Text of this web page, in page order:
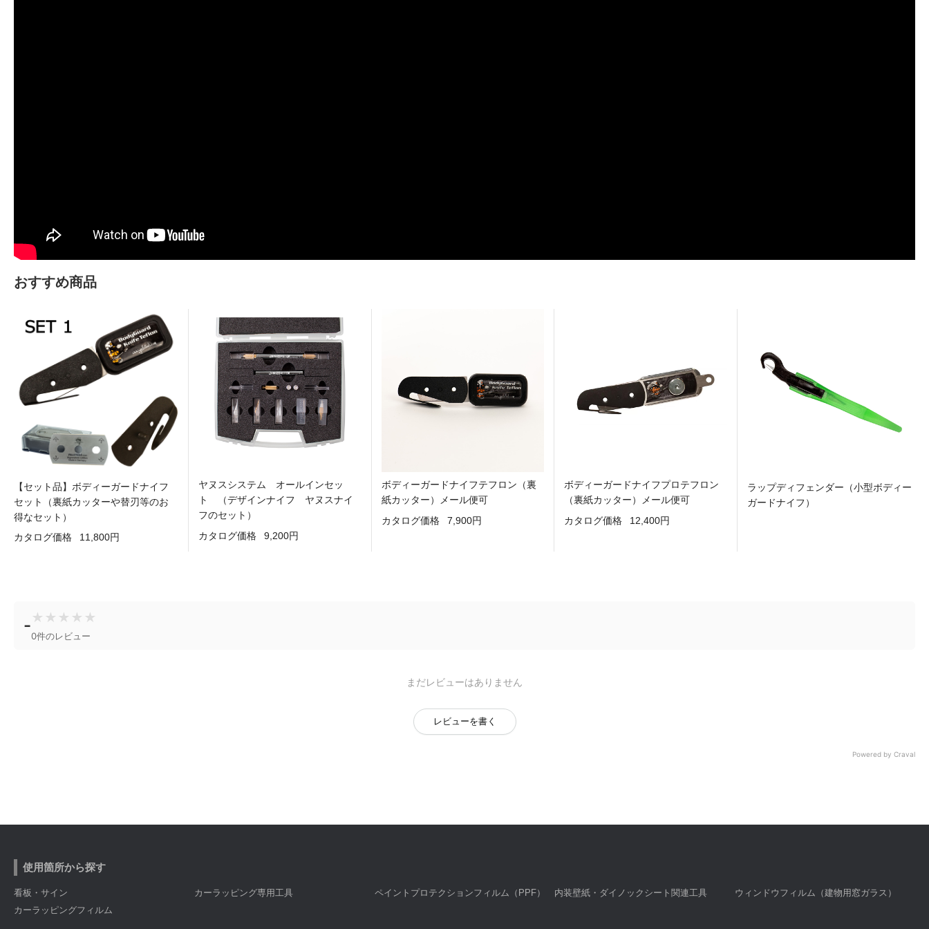
おすすめ商品
【セット品】ボディーガードナイフ
セット（裏紙カッターや替刃等のお
得なセット）
カタログ価格
11,800円
ヤヌスシステム オールインセッ
ト （デザインナイフ ヤヌスナイ
フのセット）
カタログ価格
9,200円
ボディーガードナイフテフロン（裏
紙カッター）メール便可
カタログ価格
7,900円
ボディーガードナイフプロテフロン
（裏紙カッター）メール便可
カタログ価格
12,400円
ラップディフェンダー（小型ボディー
ガードナイフ）
-★ ★ ★ ★ ★
0件のレビュー
まだレビューはありません
レビューを書く
Powered by Craval
使用箇所から探す
看板・サイン カーラッピング専用工具 ペイントプロテクションフィルム（PPF） 内装壁紙・ダイノックシート関連工具
ウィンドウフィルム（建物用窓ガラス）
カーラッピングフィルム